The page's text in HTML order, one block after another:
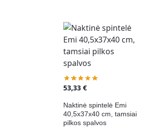
53,33 €
Naktinė spintelė Emi
40,5x37x40 cm, tamsiai
pilkos spalvos